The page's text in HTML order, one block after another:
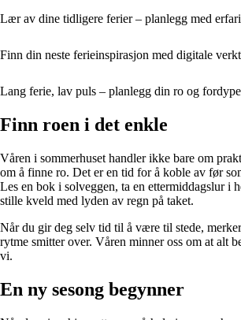
Lær av dine tidligere ferier – planlegg med
Finn din neste ferieinspirasjon med digitale
Lang ferie, lav puls – planlegg din ro og
Finn roen i det enkle
Våren i sommerhuset handler ikke bare om
om å finne ro. Det er en tid for å koble av før
Les en bok i solveggen, ta en ettermiddagslur i
stille kveld med lyden av regn på taket.
Når du gir deg selv tid til å være til stede,
rytme smitter over. Våren minner oss om at alt
vi.
En ny sesong begynner